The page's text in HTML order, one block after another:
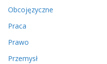
Obcojęzyczne
Praca
Prawo
Przemysł